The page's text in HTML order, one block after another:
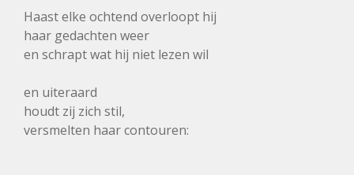
Haast elke ochtend overloopt hij
haar gedachten weer
en schrapt wat hij niet lezen wil
en uiteraard
houdt zij zich stil,
versmelten haar contouren: